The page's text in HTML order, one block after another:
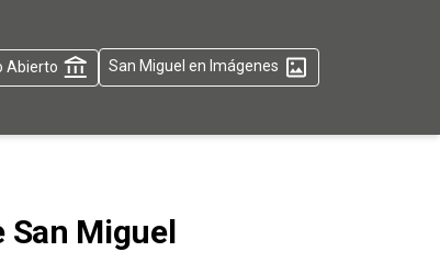
Abierto San Miguel en Imágenes
San Miguel